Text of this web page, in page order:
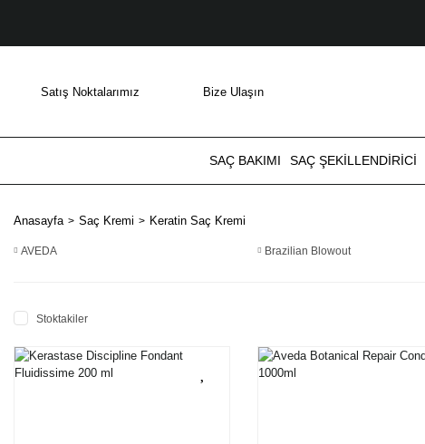
Satış Noktalarımız Bize Ulaşın
SAÇ BAKIMI SAÇ ŞEKILLENDIRICI
Anasayfa Saç Kremi Keratin Saç Kremi
AVEDA Brazilian Blowout
Stoktakiler